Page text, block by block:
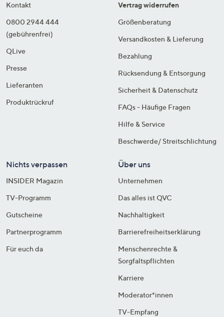
Kontakt
0800 2944 444
(gebührenfrei)
QLive
Presse
Lieferanten
Produktrückruf
Vertrag widerrufen
Größenberatung
Versandkosten & Lieferung
Bezahlung
Rücksendung & Entsorgung
Sicherheit & Datenschutz
FAQs - Häufige Fragen
Hilfe & Service
Beschwerde/ Streitschlichtung
Nichts verpassen
INSIDER Magazin
TV-Programm
Gutscheine
Partnerprogramm
Für euch da
Über uns
Unternehmen
Das alles ist QVC
Nachhaltigkeit
Barrierefreiheitserklärung
Menschenrechte &
Sorgfaltspflichten
Karriere
Moderator*innen
TV-Empfang